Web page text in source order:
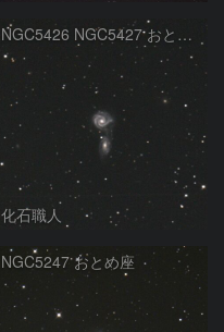
NGC5426 NGC5427 おとめ座
化石職人
NGC5247 おとめ座